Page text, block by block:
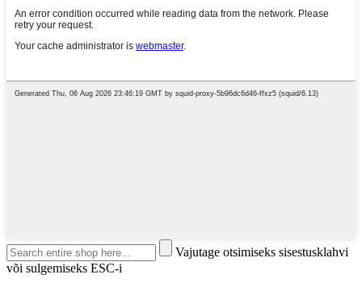
Vajutage otsimiseks sisestusklahvi
või sulgemiseks ESC-i